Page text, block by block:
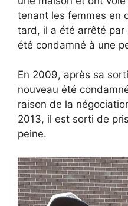
tenant les femmes en
tard, il a été arrêté par
été condamné à une
En 2009, après sa
nouveau été
raison de la
2013, il est sorti de
peine.